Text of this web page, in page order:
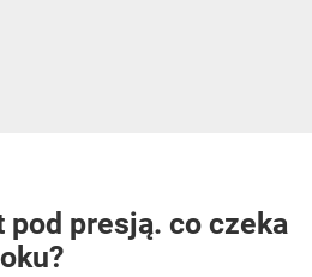
pod presją. co czeka